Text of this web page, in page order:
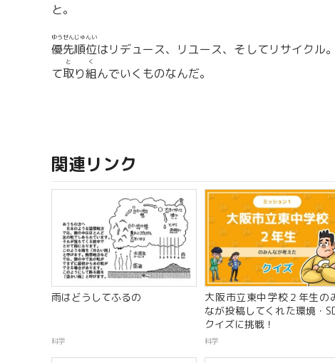
と。
優先
ゆうせん
順位
じゅんい
はリデュース、リユース、そしてリサイクル
て取
と
り組
く
んでいくものなんだ。
関連リンク
雨はどうしてふるの
科学
大阪市立東中学校２年生の
なが投稿してくれた環境・
クイズに挑戦！
科学